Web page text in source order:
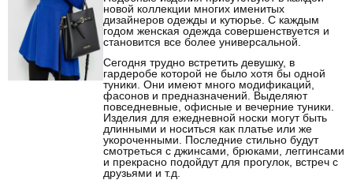
новой коллекции многих именитых
дизайнеров одежды и кутюрье. С каждым
годом женская одежда совершенствуется и
становится все более универсальной.
Сегодня трудно встретить девушку, в
гардеробе которой не было хотя бы одной
туники. Они имеют много модификаций,
фасонов и предназначений. Выделяют
повседневные, офисные и вечерние туники.
Изделия для ежедневной носки могут быть
длинными и носиться как платье или же
укороченными. Последние стильно будут
смотреться с джинсами, брюками, леггинсами
и прекрасно подойдут для прогулок, встреч с
друзьями и т.д.